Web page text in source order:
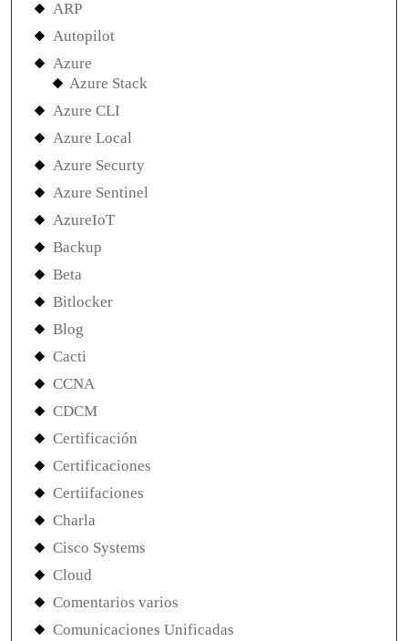
ARP
Autopilot
Azure
Azure Stack
Azure CLI
Azure Local
Azure Securty
Azure Sentinel
AzureIoT
Backup
Beta
Bitlocker
Blog
Cacti
CCNA
CDCM
Certificación
Certificaciones
Certiifaciones
Charla
Cisco Systems
Cloud
Comentarios varios
Comunicaciones Unificadas